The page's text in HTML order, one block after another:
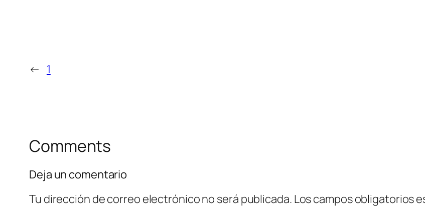
← 1
Comments
Deja un comentario
Tu dirección de correo electrónico no será publicada. Los campos obligatorios